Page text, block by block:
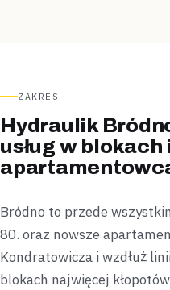
ZAKRES
Hydraulik
usług w blokach
Bródno to przede
80. oraz nowsze
Kondratowicza i wzdłuż
blokach najwięcej